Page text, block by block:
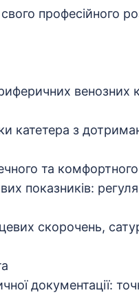
професійного
венозних
катетера з
та
показників:
скорочень,
документації: